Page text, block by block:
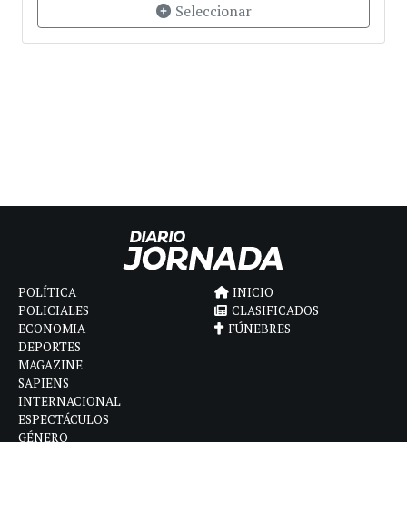
Seleccionar
POLÍTICA
POLICIALES
ECONOMIA
DEPORTES
MAGAZINE
SAPIENS
INTERNACIONAL
ESPECTÁCULOS
GÉNERO
INICIO
CLASIFICADOS
FÚNEBRES